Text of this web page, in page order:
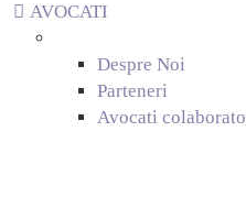
AVOCATI
Despre Noi
Parteneri
Avocati